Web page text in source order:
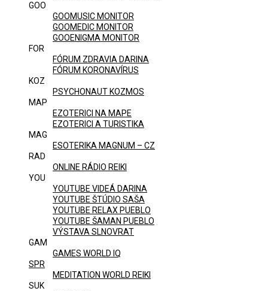
GOO
GOOMUSIC MONITOR
GOOMEDIC MONITOR
GOOENIGMA MONITOR
FOR
FÓRUM ZDRAVIA DARINA
FÓRUM KORONAVÍRUS
KOZ
PSYCHONAUT KOZMOS
MAP
EZOTERICI NA MAPE
EZOTERICI A TURISTIKA
MAG
ESOTERIKA MAGNUM – CZ
RAD
ONLINE RÁDIO REIKI
YOU
YOUTUBE VIDEÁ DARINA
YOUTUBE ŠTÚDIO SAŠA
YOUTUBE RELAX PUEBLO
YOUTUBE ŠAMAN PUEBLO
VÝSTAVA SLNOVRAT
GAM
GAMES WORLD IQ
SPR
MEDITATION WORLD REIKI
SUK